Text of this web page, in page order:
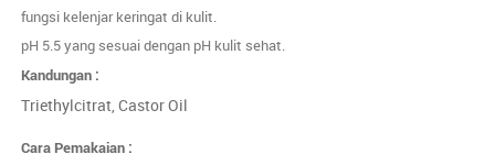
fungsi kelenjar keringat di kulit.
pH 5.5 yang sesuai dengan pH kulit sehat.
Kandungan :
Triethylcitrat, Castor Oil
Cara Pemakaian :